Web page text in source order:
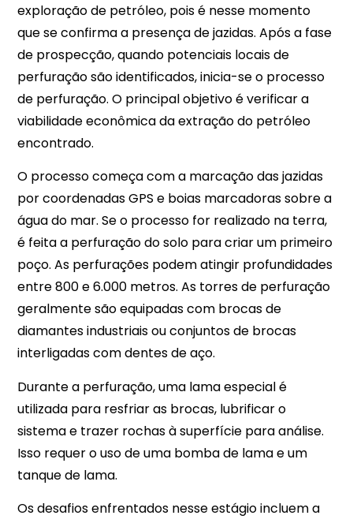
exploração de petróleo, pois é nesse momento
que se confirma a presença de jazidas. Após a fase
de prospecção, quando potenciais locais de
perfuração são identificados, inicia-se o processo
de perfuração. O principal objetivo é verificar a
viabilidade econômica da extração do petróleo
encontrado.
O processo começa com a marcação das jazidas
por coordenadas GPS e boias marcadoras sobre a
água do mar. Se o processo for realizado na terra,
é feita a perfuração do solo para criar um primeiro
poço. As perfurações podem atingir profundidades
entre 800 e 6.000 metros. As torres de perfuração
geralmente são equipadas com brocas de
diamantes industriais ou conjuntos de brocas
interligadas com dentes de aço.
Durante a perfuração, uma lama especial é
utilizada para resfriar as brocas, lubrificar o
sistema e trazer rochas à superfície para análise.
Isso requer o uso de uma bomba de lama e um
tanque de lama.
Os desafios enfrentados nesse estágio incluem a